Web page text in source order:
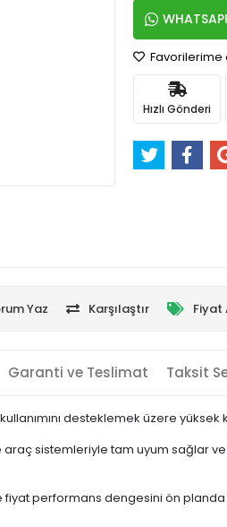
Favorilerime
Hızlı Gönderi
Yaz Karşılaştır Fiyat
Garanti ve Teslimat Taksit
desteklemek üzere
sistemleriyle tam uyum sağlar
fiyat performans dengesini ön